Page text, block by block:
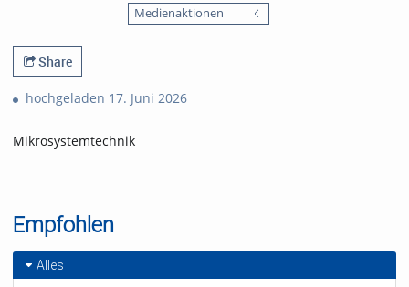
Medienaktionen
Share
hochgeladen 17. Juni 2026
Mikrosystemtechnik
Empfohlen
Alles